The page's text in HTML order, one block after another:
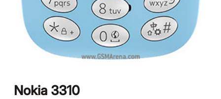
Nokia 3310